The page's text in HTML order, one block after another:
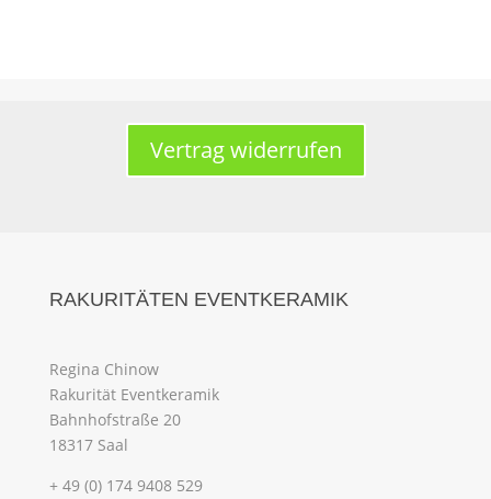
Vertrag widerrufen
RAKURITÄTEN EVENTKERAMIK
Regina Chinow
Rakurität Eventkeramik
Bahnhofstraße 20
18317 Saal
+ 49 (0) 174 9408 529